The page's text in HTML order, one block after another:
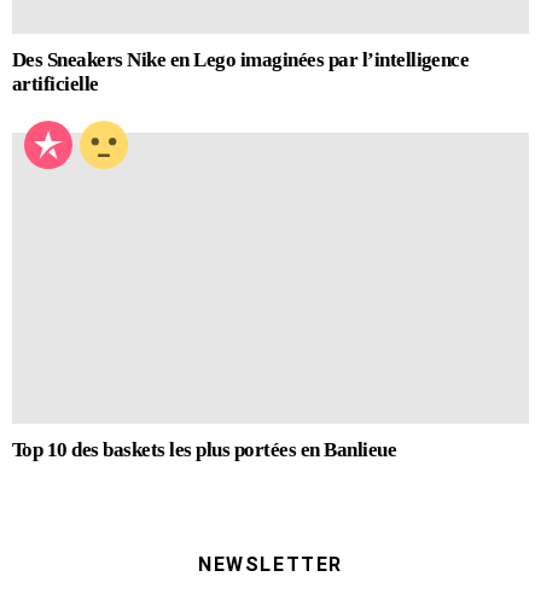
Des Sneakers Nike en Lego imaginées par l’intelligence
artificielle
Top 10 des baskets les plus portées en Banlieue
NEWSLETTER